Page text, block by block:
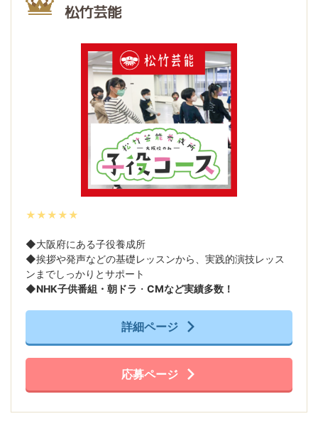
松竹芸能
★★★★★
◆大阪府にある子役養成所
◆挨拶や発声などの基礎レッスンから、実践的演技レッス
ンまでしっかりとサポート
◆NHK子供番組・ 朝ドラ ・ CMなど実績多数！
詳細ページ
応募ページ